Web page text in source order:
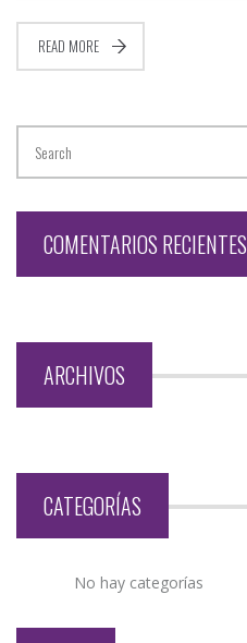
READ MORE
COMENTARIOS RECIENTES
ARCHIVOS
CATEGORÍAS
No hay categorías